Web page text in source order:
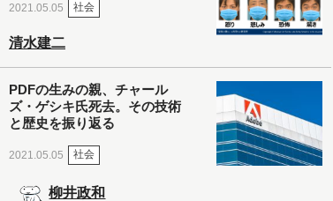
2021.05.05 社会
清水建二
PDFの生みの親、チャール
ズ・ゲシキ氏死去。その技術
と歴史を振り返る
2021.05.05 社会
柳井政和